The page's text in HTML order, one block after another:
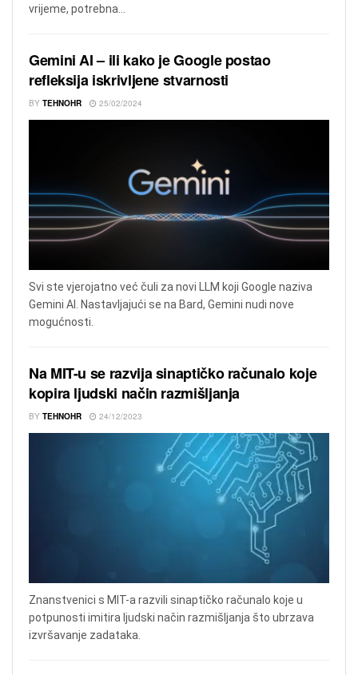
vrijeme, potrebna...
Gemini AI – ili kako je Google postao
refleksija iskrivljene stvarnosti
BY TEHNOHR 25/02/2024
Svi ste vjerojatno već čuli za novi LLM koji Google naziva
Gemini AI. Nastavljajući se na Bard, Gemini nudi nove
mogućnosti.
Na MIT-u se razvija sinaptičko računalo koje
kopira ljudski način razmišljanja
BY TEHNOHR 24/12/2023
Znanstvenici s MIT-a razvili sinaptičko računalo koje u
potpunosti imitira ljudski način razmišljanja što ubrzava
izvršavanje zadataka.